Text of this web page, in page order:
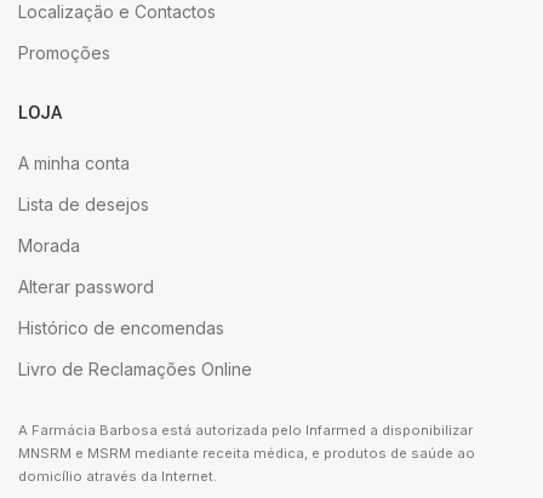
Localização e Contactos
Promoções
LOJA
A minha conta
Lista de desejos
Morada
Alterar password
Histórico de encomendas
Livro de Reclamações Online
A Farmácia Barbosa está autorizada pelo Infarmed a disponibilizar
MNSRM e MSRM mediante receita médica, e produtos de saúde ao
domicílio através da Internet.